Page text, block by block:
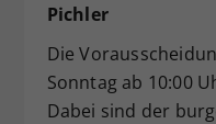
Pichler
Die
Sonntag ab 10:00
Dabei sind der